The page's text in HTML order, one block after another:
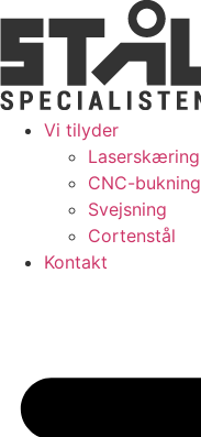
Skip
content
Vi tilyder
Laserskæring
CNC-bukning
Svejsning
Cortenstål
Kontakt